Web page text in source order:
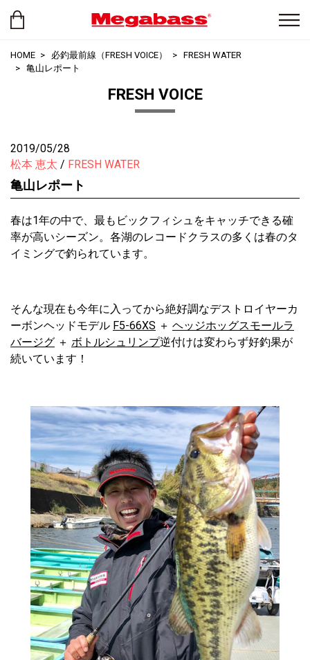
HOME 必釣最前線（FRESH VOICE）
FRESH WATER
亀山レポート
FRESH VOICE
2019/05/28
松本 恵太
FRESH WATER
亀山レポート
春は1年の中で、最もビックフィシュをキャッチできる確
率が高いシーズン。各湖のレコードクラスの多くは春のタ
イミングで釣られています。
そんな現在も今年に入ってから絶好調なデストロイヤーカ
ーボンヘッドモデル F5-66XS ＋ ヘッジホッグスモールラ
バージグ ＋ ボトルシュリンプ逆付けは変わらず好釣果が
続いています！